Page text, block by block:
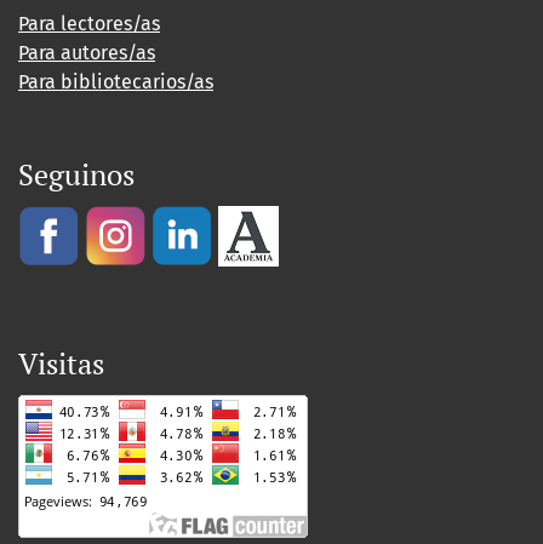
Para lectores/as
Para autores/as
Para bibliotecarios/as
Seguinos
Visitas